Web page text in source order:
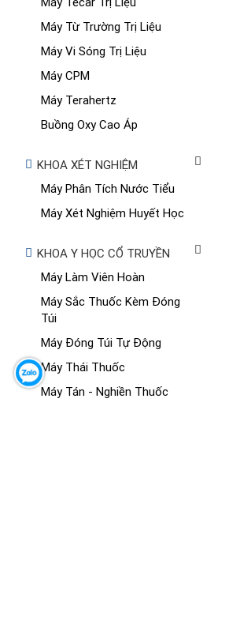
Máy Từ Trường Trị Liệu
Máy Vi Sóng Trị Liệu
Máy CPM
Máy Terahertz
Buồng Oxy Cao Áp
KHOA XÉT NGHIỆM
Máy Phân Tích Nước Tiểu
Máy Xét Nghiệm Huyết Học
KHOA Y HỌC CỔ TRUYỀN
Máy Làm Viên Hoàn
Máy Sắc Thuốc Kèm Đóng
Túi
Máy Đóng Túi Tự Động
Máy Thái Thuốc
Máy Tán - Nghiền Thuốc